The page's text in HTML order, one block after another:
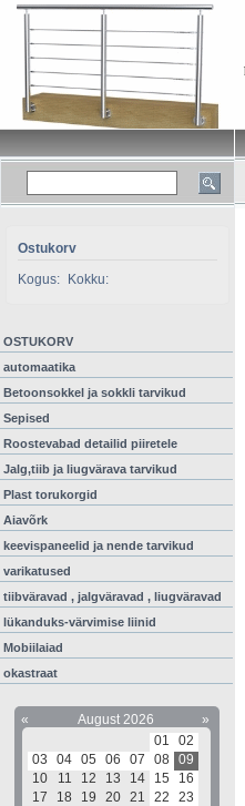
Ostukorv
Kogus:
Kokku:
OSTUKORV
automaatika
Betoonsokkel ja sokkli tarvikud
Sepised
Roostevabad detailid piiretele
Jalg,tiib ja liugvärava tarvikud
Plast torukorgid
Aiavõrk
keevispaneelid ja nende tarvikud
varikatused
tiibväravad , jalgväravad , liugväravad
lükanduks-värvimise liinid
Mobiilaiad
okastraat
« August 2026
»
01
02
03
04 05 06 07 08 09
10
11 12 13 14 15
16
17
18 19 20 21 22
23